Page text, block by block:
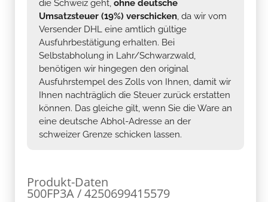
die Schweiz geht, ohne deutsche
Umsatzsteuer (19%) verschicken, da wir vom
Versender DHL eine amtlich gültige
Ausfuhrbestätigung erhalten. Bei
Selbstabholung in Lahr/Schwarzwald,
benötigen wir hingegen den original
Ausfuhrstempel des Zolls von Ihnen, damit wir
Ihnen nachträglich die Steuer zurück erstatten
können. Das gleiche gilt, wenn Sie die Ware an
eine deutsche Abhol-Adresse an der
schweizer Grenze schicken lassen.
Produkt-Daten
500FP3A / 4250699415579